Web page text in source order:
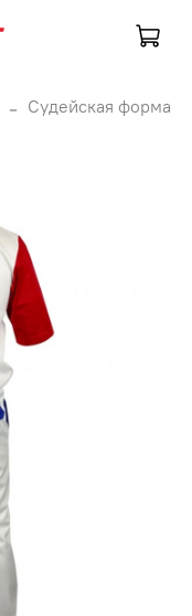
Судейская форма